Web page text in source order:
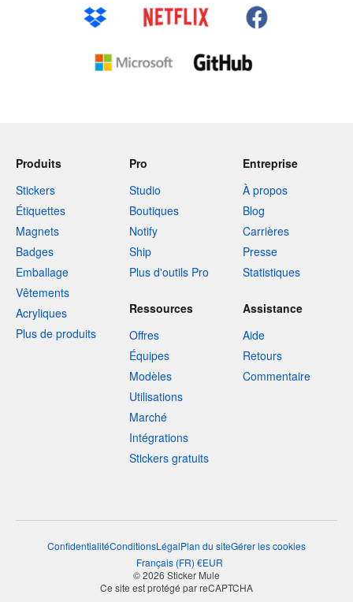
Produits
Stickers
Étiquettes
Magnets
Badges
Emballage
Vêtements
Acryliques
Plus de produits
Pro
Studio
Boutiques
Notify
Ship
Plus d'outils Pro
Entreprise
À propos
Blog
Carrières
Presse
Statistiques
Ressources
Offres
Équipes
Modèles
Utilisations
Marché
Intégrations
Stickers gratuits
Assistance
Aide
Retours
Commentaire
ConfidentialitéConditionsLégalPlan du siteGérer les cookies
Français (FR) €EUR
© 2026 Sticker Mule
Ce site est protégé par reCAPTCHA